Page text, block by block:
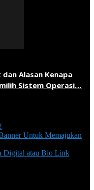
Alasan Kenapa
Sistem Operasi…
Untuk Memajukan
Digital atau Bio Link